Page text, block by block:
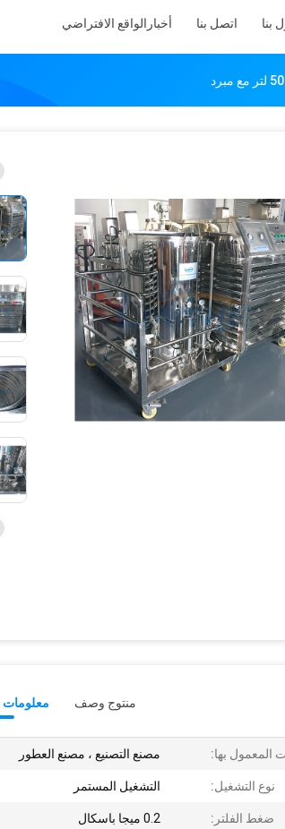
بنا اتصل بنا أخبار الواقع الافتراضي
معلومات منتوج وصف
المعمول بها: مصنع التصنيع ، مصنع العطور
نوع التشغيل: التشغيل المستمر
ضغط الفلتر: 0.2 ميجا باسكال